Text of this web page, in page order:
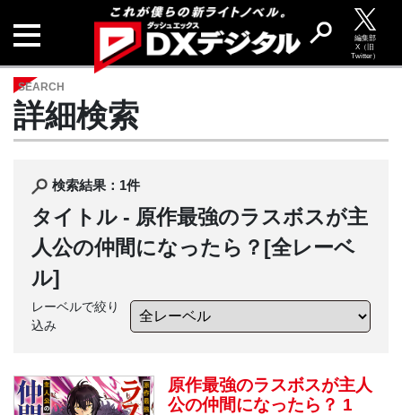
編集部
X（旧
Twitter）
SEARCH
詳細検索
検索結果：1件
タイトル - 原作最強のラスボスが主
人公の仲間になったら？ [全レーベ
ル]
レーベルで絞り
込み
原作最強のラスボスが主人
公の仲間になったら？ 1